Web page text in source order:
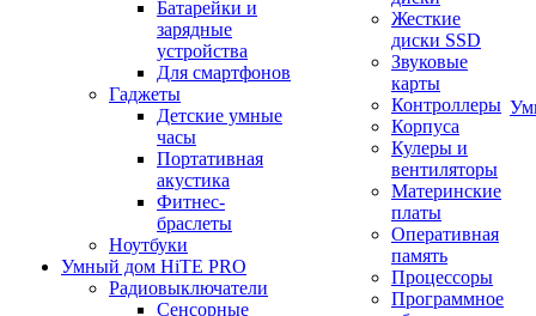
Батарейки и
зарядные
устройства
Для смартфонов
Гаджеты
Детские умные
часы
Портативная
акустика
Фитнес-
браслеты
Ноутбуки
Умный дом HiTE PRO
Радиовыключатели
Сенсорные
Жесткие
диски SSD
Звуковые
карты
Контроллеры
Корпуса
Кулеры и
вентиляторы
Материнские
платы
Оперативная
память
Процессоры
Программное